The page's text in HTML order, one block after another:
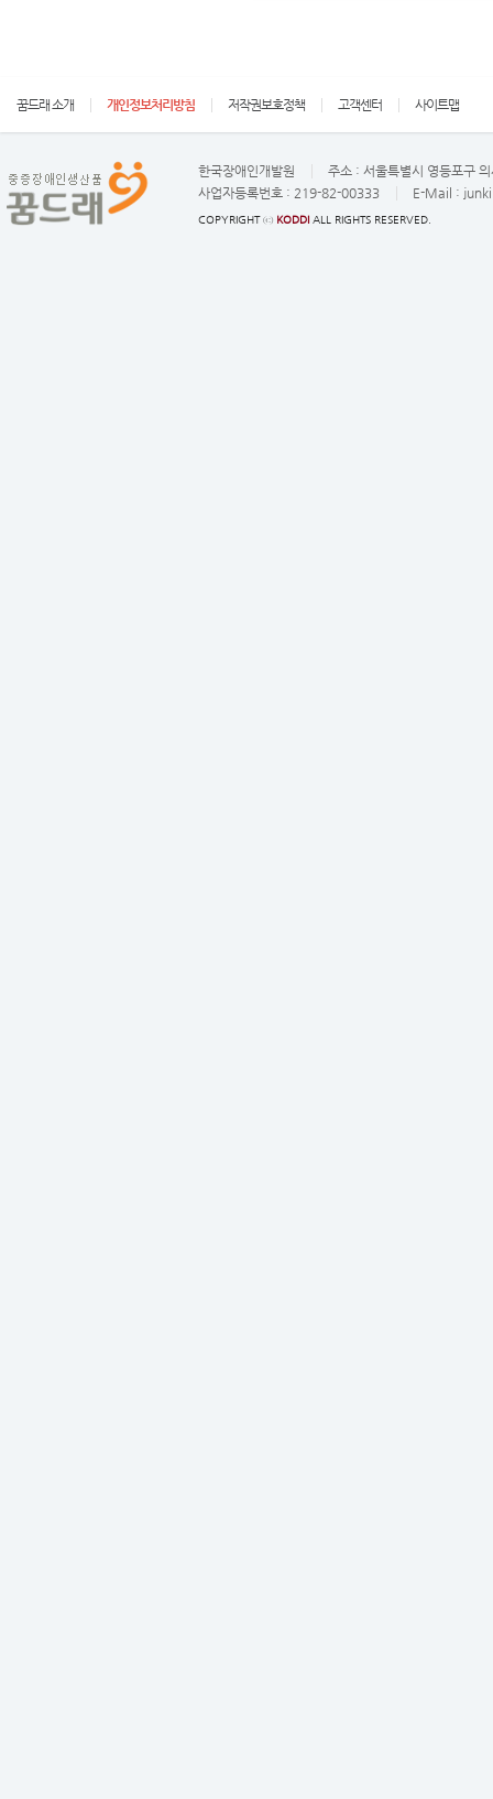
꿈드래 소개 개인정보처리방침 저작권보호정책 고객센터 사이트맵
한국장애인개발원 주소 : 서울특별시 영등포구
사업자등록번호 : 219-82-00333 E-Mail :
COPYRIGHT ⓒ KODDI ALL RIGHTS RESERVED.